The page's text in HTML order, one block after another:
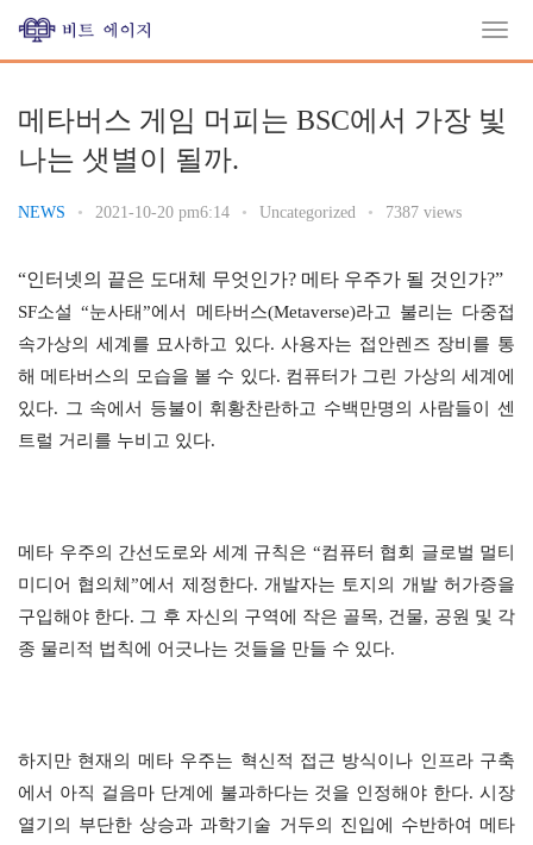
메타버스 게임 머피는 BSC에서 가장 빛
나는 샛별이 될까.
NEWS • 2021-10-20 pm6:14 • Uncategorized • 7387 views
“인터넷의 끝은 도대체 무엇인가? 메타 우주가 될 것인가?”
SF소설 “눈사태”에서 메타버스(Metaverse)라고 불리는 다중접
속가상의 세계를 묘사하고 있다. 사용자는 접안렌즈 장비를 통
해 메타버스의 모습을 볼 수 있다. 컴퓨터가 그린 가상의 세계에
있다. 그 속에서 등불이 휘황찬란하고 수백만명의 사람들이 센
트럴 거리를 누비고 있다.
메타 우주의 간선도로와 세계 규칙은 “컴퓨터 협회 글로벌 멀티
미디어 협의체”에서 제정한다. 개발자는 토지의 개발 허가증을
구입해야 한다. 그 후 자신의 구역에 작은 골목, 건물, 공원 및 각
종 물리적 법칙에 어긋나는 것들을 만들 수 있다.
하지만 현재의 메타 우주는 혁신적 접근 방식이나 인프라 구축
에서 아직 걸음마 단계에 불과하다는 것을 인정해야 한다. 시장
열기의 부단한 상승과 과학기술 거두의 진입에 수반하여 메타